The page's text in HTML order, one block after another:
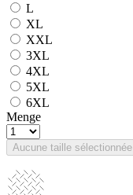
L
XL
XXL
3XL
4XL
5XL
6XL
Menge
Aucune taille sélectionnée